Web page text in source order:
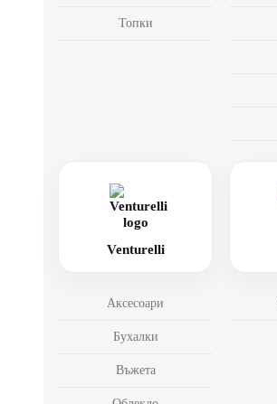
Топки
Venturelli
Аксесоари
Бухалки
Въжета